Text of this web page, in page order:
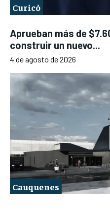
Curicó
Aprueban más de
construir un nuevo...
4 de agosto de 2026
Cauquenes